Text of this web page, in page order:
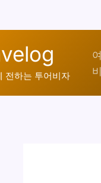
전하는 투어비자